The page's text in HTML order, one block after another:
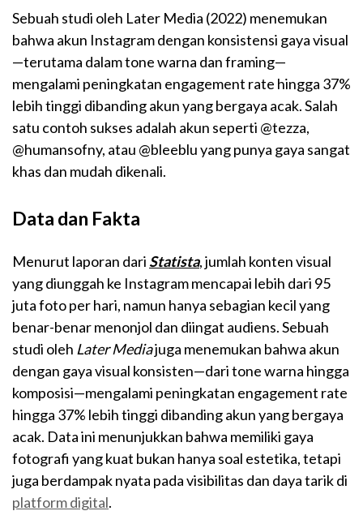
Sebuah studi oleh Later Media (2022) menemukan
bahwa akun Instagram dengan konsistensi gaya visual
—terutama dalam tone warna dan framing—
mengalami peningkatan engagement rate hingga 37%
lebih tinggi dibanding akun yang bergaya acak. Salah
satu contoh sukses adalah akun seperti @tezza,
@humansofny, atau @bleeblu yang punya gaya sangat
khas dan mudah dikenali.
Data dan Fakta
Menurut laporan dari Statista, jumlah konten visual
yang diunggah ke Instagram mencapai lebih dari 95
juta foto per hari, namun hanya sebagian kecil yang
benar-benar menonjol dan diingat audiens. Sebuah
studi oleh Later Mediajuga menemukan bahwa akun
dengan gaya visual konsisten—dari tone warna hingga
komposisi—mengalami peningkatan engagement rate
hingga 37% lebih tinggi dibanding akun yang bergaya
acak. Data ini menunjukkan bahwa memiliki gaya
fotografi yang kuat bukan hanya soal estetika, tetapi
juga berdampak nyata pada visibilitas dan daya tarik di
platform digital.